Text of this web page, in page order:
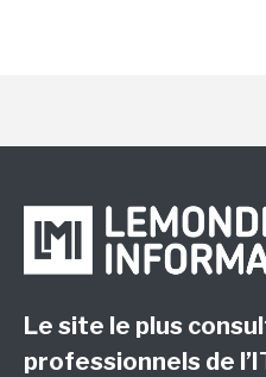
Le site le plus
professionnels de